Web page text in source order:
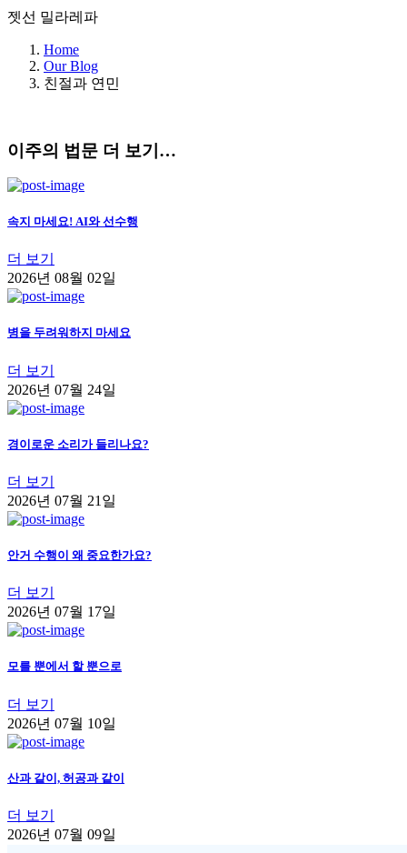
젯선 밀라레파
Home
Our Blog
친절과 연민
이주의 법문 더 보기…
속지 마세요! AI와 선수행
더 보기
2026년 08월 02일
병을 두려워하지 마세요
더 보기
2026년 07월 24일
경이로운 소리가 들리나요?
더 보기
2026년 07월 21일
안거 수행이 왜 중요한가요?
더 보기
2026년 07월 17일
모를 뿐에서 할 뿐으로
더 보기
2026년 07월 10일
산과 같이, 허공과 같이
더 보기
2026년 07월 09일